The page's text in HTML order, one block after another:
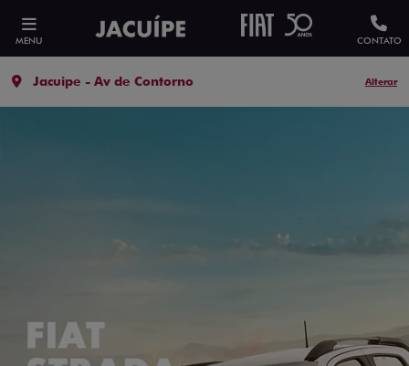
MENU CONTATO
Jacuipe - Av de Contorno Alterar